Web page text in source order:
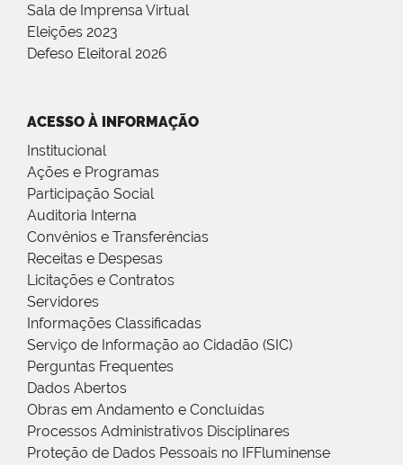
Sala de Imprensa Virtual
Eleições 2023
Defeso Eleitoral 2026
ACESSO À INFORMAÇÃO
Institucional
Ações e Programas
Participação Social
Auditoria Interna
Convênios e Transferências
Receitas e Despesas
Licitações e Contratos
Servidores
Informações Classificadas
Serviço de Informação ao Cidadão (SIC)
Perguntas Frequentes
Dados Abertos
Obras em Andamento e Concluídas
Processos Administrativos Disciplinares
Proteção de Dados Pessoais no IFFluminense